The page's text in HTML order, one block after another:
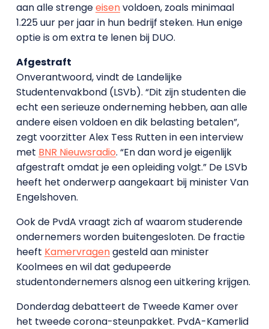
aan alle strengeeisenvoldoen, zoals minimaal
1.225 uur per jaar in hun bedrijf steken. Hun enige
optie is om extra te lenen bij DUO.
Afgestraft
Onverantwoord, vindt de Landelijke
Studentenvakbond (LSVb). “Dit zijn studenten die
echt een serieuze onderneming hebben, aan alle
andere eisen voldoen en dik belasting betalen”,
zegt voorzitter Alex Tess Rutten in een interview
met BNR Nieuwsradio. “En dan word je eigenlijk
afgestraft omdat je een opleiding volgt.” De LSVb
heeft het onderwerp aangekaart bij minister Van
Engelshoven.
Ook de PvdA vraagt zich af waarom studerende
ondernemers worden buitengesloten. De fractie
heeft Kamervragengesteld aan minister
Koolmees en wil dat gedupeerde
studentondernemers alsnog een uitkering krijgen.
Donderdag debatteert de Tweede Kamer over
het tweede corona-steunpakket. PvdA-Kamerlid